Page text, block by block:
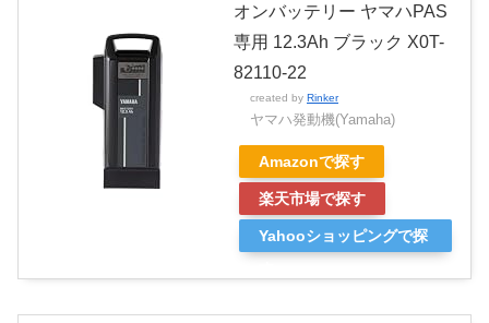
オンバッテリー ヤマハPAS
専用 12.3Ah ブラック X0T-
82110-22
created by Rinker
ヤマハ発動機(Yamaha)
Amazonで探す
楽天市場で探す
Yahooショッピングで探